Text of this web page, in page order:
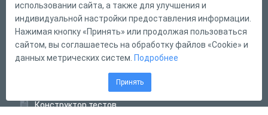
Русский
Справка
Форма обратной связи
Конструктор тестов
использовании сайта, а также для улучшения и
индивидуальной настройки предоставления информации.
Нажимая кнопку «Принять» или продолжая пользоваться
сайтом, вы соглашаетесь на обработку файлов «Cookie» и
данных метрических систем. Подробнее
Принять